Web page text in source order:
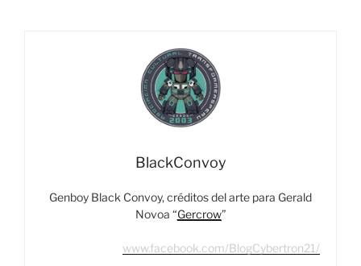
Nemesis
Prime”
BlackConvoy
Genboy Black Convoy, créditos del arte para Gerald
Novoa “Gercrow”
www.facebook.com/BlogCybertron21/